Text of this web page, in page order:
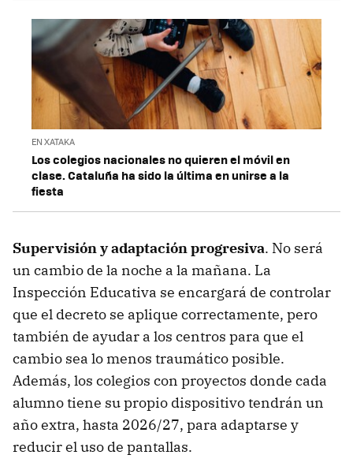
EN XATAKA
Los colegios nacionales no quieren el móvil en
clase. Cataluña ha sido la última en unirse a la
fiesta
Supervisión y adaptación progresiva. No será
un cambio de la noche a la mañana. La
Inspección Educativa se encargará de controlar
que el decreto se aplique correctamente, pero
también de ayudar a los centros para que el
cambio sea lo menos traumático posible.
Además, los colegios con proyectos donde cada
alumno tiene su propio dispositivo tendrán un
año extra, hasta 2026/27, para adaptarse y
reducir el uso de pantallas.